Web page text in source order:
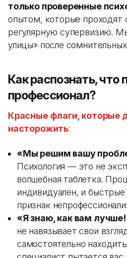
только проверенные
опытом, которые проходят
регулярную супервизию.
улицы» после
Как распознать, что
профессионал?
Красные флаги, которые
насторожить:
«Мы решим вашу
Психология — это не
волшебная таблетка.
индивидуален, и
признак
«Я знаю, как вам
не навязывает свои
самостоятельно